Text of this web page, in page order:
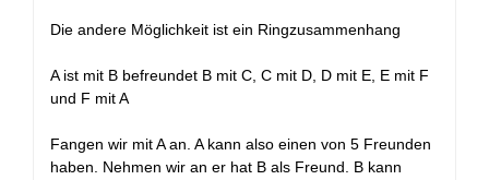
Die andere Möglichkeit ist ein Ringzusammenhang
A ist mit B befreundet B mit C, C mit D, D mit E, E mit F
und F mit A
Fangen wir mit A an. A kann also einen von 5 Freunden
haben. Nehmen wir an er hat B als Freund. B kann